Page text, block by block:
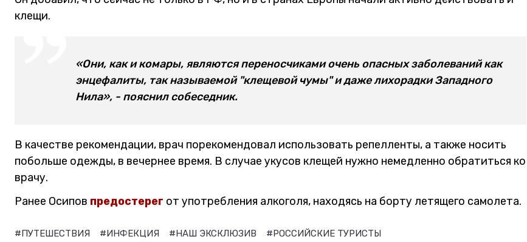
клещи.
«Они, как и комары, являются переносчиками очень опасных заболеваний как
энцефалиты, так называемой "клещевой чумы" и даже лихорадки Западного
Нила», - пояснил собеседник.
В качестве рекомендации, врач порекомендовал использовать репелленты, а также носить
побольше одежды, в вечернее время. В случае укусов клещей нужно немедленно обратиться ко
врачу.
Ранее Осипов предостерег от употребления алкоголя, находясь на борту летящего самолета.
#ПУТЕШЕСТВИЯ #ИНФЕКЦИЯ #НАШ ЭКСКЛЮЗИВ #РОССИЙСКИЕ ТУРИСТЫ